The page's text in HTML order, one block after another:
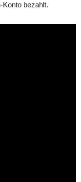
bezahlt.